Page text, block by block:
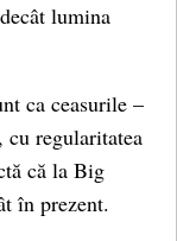
lumina
ca ceasurile –
cu regularitatea
că la Big
în ​​prezent.